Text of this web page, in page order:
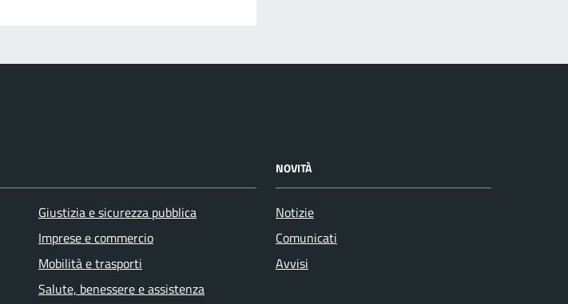
Giustizia e sicurezza pubblica
Imprese e commercio
Mobilità e trasporti
Salute, benessere e assistenza
NOVITÀ
Notizie
Comunicati
Avvisi